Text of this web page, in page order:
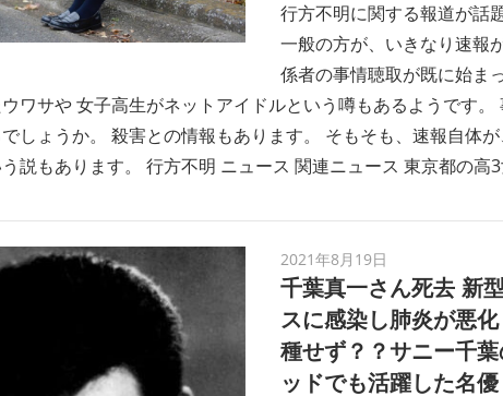
行方不明に関する報道が話
一般の方が、いきなり速報
係者の事情聴取が既に始ま
ワサや 女子高生がネットアイドルという噂もあるようです。
しょうか。 殺害との情報もあります。 そもそも、速報自体
説もあります。 行方不明 ニュース 関連ニュース 東京都の高
2021年8月19日
千葉真一さん死去 新
スに感染し肺炎が悪
種せず？？サニー千
ッドでも活躍した名優